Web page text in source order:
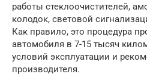
работы стеклоочистителей,
колодок, световой
Как правило, это процедура
автомобиля в 7-15 тысяч
условий эксплуатации и
производителя.